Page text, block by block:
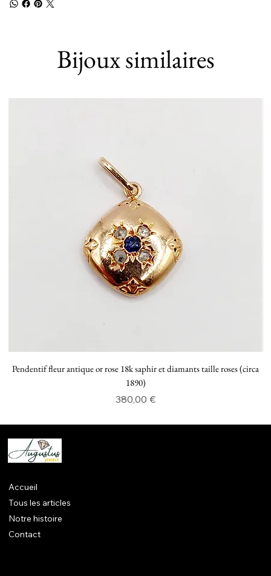
Bijoux similaires
Pendentif fleur antique or rose 18k saphir et diamants taille roses (circa
1890)
Prix
380,00 €
Accueil
Tous les articles
Notre histoire
Contact